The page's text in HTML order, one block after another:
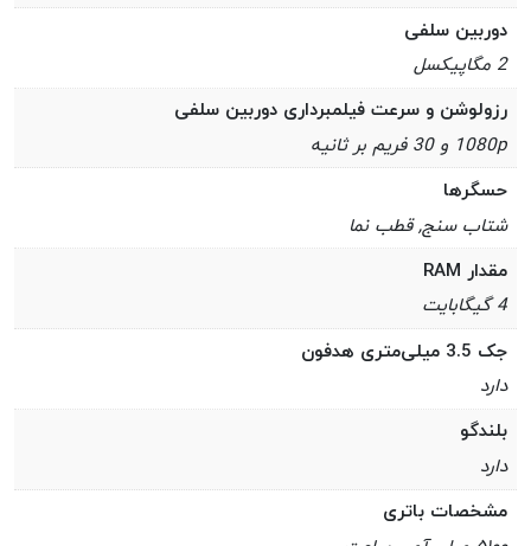
دوربین سلفی
2 مگاپیکسل
رزولوشن و سرعت فیلمبرداری دوربین سلفی
1080p و 30 فریم بر ثانیه
حسگرها
شتاب‌ سنج, قطب‌ نما
مقدار RAM
4 گیگابایت
جک 3.5 میلی‌متری هدفون
دارد
بلندگو
دارد
مشخصات باتری